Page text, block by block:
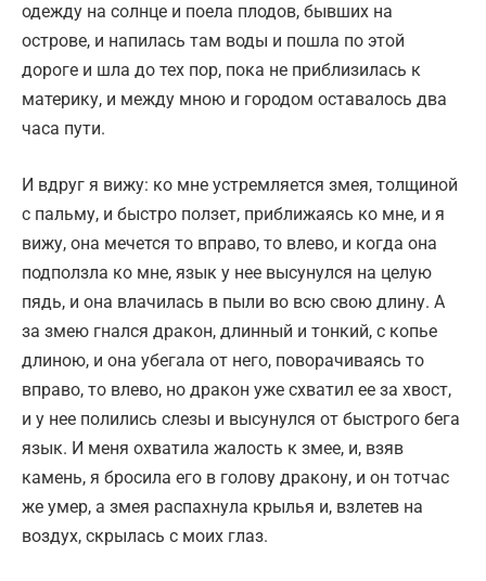
одежду на солнце и поела плодов, бывших на
острове, и напилась там воды и пошла по этой
дороге и шла до тех пор, пока не приблизилась к
материку, и между мною и городом оставалось два
часа пути.
И вдруг я вижу: ко мне устремляется змея, толщиной
с пальму, и быстро ползет, приближаясь ко мне, и я
вижу, она мечется то вправо, то влево, и когда она
подползла ко мне, язык у нее высунулся на целую
пядь, и она влачилась в пыли во всю свою длину. А
за змею гнался дракон, длинный и тонкий, с копье
длиною, и она убегала от него, поворачиваясь то
вправо, то влево, но дракон уже схватил ее за хвост,
и у нее полились слезы и высунулся от быстрого бега
язык. И меня охватила жалость к змее, и, взяв
камень, я бросила его в голову дракону, и он тотчас
же умер, а змея распахнула крылья и, взлетев на
воздух, скрылась с моих глаз.